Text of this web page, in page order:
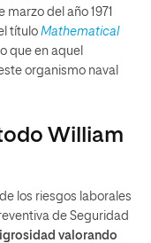
marzo del año 1971
título Mathematical
que en aquel
organismo naval
William
los riesgos laborales
de Seguridad
valorando